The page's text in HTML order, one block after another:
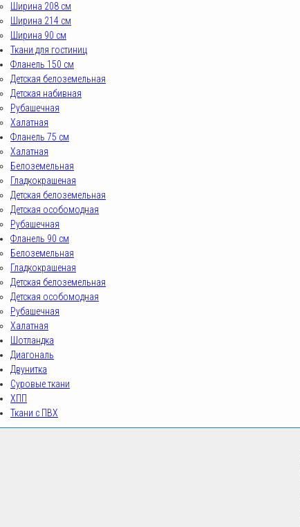
Ширина 208 см
Ширина 214 см
Ширина 90 см
Ткани для гостиниц
Фланель 150 см
Детская белоземельная
Детская набивная
Рубашечная
Халатная
Фланель 75 см
Халатная
Белоземельная
Гладкокрашеная
Детская белоземельная
Детская особомодная
Рубашечная
Фланель 90 см
Белоземельная
Гладкокрашеная
Детская белоземельная
Детская особомодная
Рубашечная
Халатная
Шотландка
Диагональ
Двунитка
Суровые ткани
ХПП
Ткани с ПВХ